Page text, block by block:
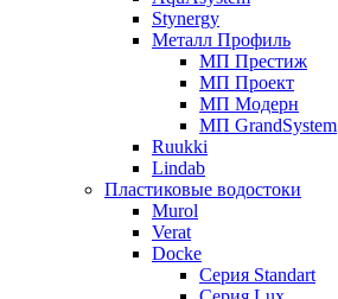
Stynergy
Металл Профиль
МП Престиж
МП Проект
МП Модерн
МП GrandSystem
Ruukki
Lindab
Пластиковые водостоки
Murol
Verat
Docke
Серия Standart